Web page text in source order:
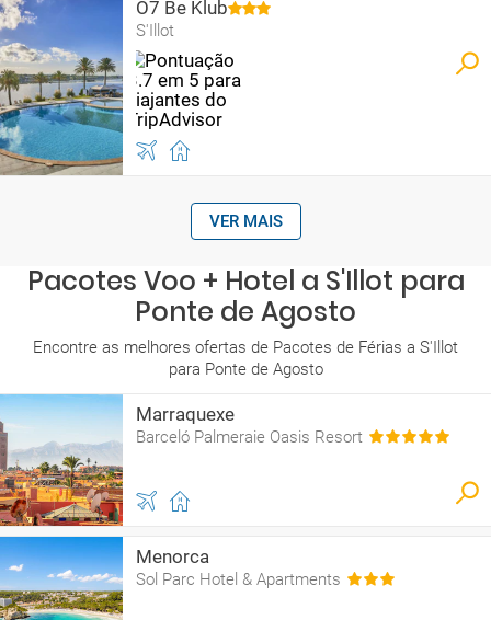
O7 Be Klub
S'Illot
VER MAIS
Pacotes Voo + Hotel a S'Illot para
Ponte de Agosto
Encontre as melhores ofertas de Pacotes de Férias a S'Illot
para Ponte de Agosto
Marraquexe
Barceló Palmeraie Oasis Resort
Menorca
Sol Parc Hotel & Apartments